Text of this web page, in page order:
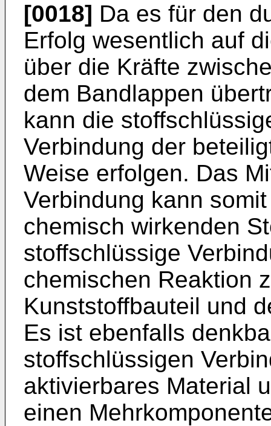
[0018] Da es für den
Erfolg wesentlich auf
über die Kräfte
dem Bandlappen
kann die
Verbindung der
Weise erfolgen. Das
Verbindung kann
chemisch wirkenden
stoffschlüssige
chemischen Reaktion
Kunststoffbauteil und
Es ist ebenfalls
stoffschlüssigen
aktivierbares Material
einen